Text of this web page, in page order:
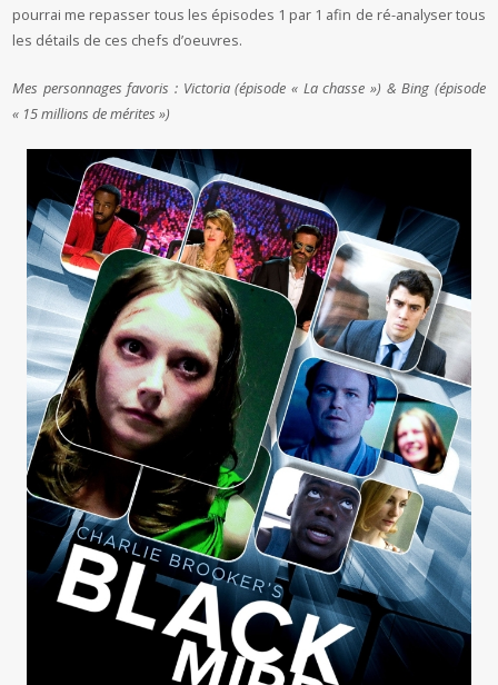
pourrai me repasser tous les épisodes 1 par 1 afin de ré-analyser tous
les détails de ces chefs d’oeuvres.
Mes personnages favoris : Victoria (épisode « La chasse ») & Bing (épisode
« 15 millions de mérites »)